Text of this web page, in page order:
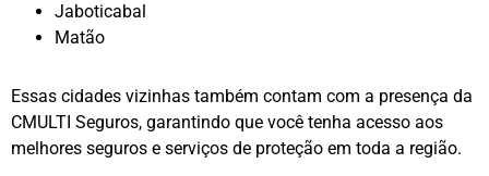
Jaboticabal
Matão
Essas cidades vizinhas também contam com a presença da
CMULTI Seguros, garantindo que você tenha acesso aos
melhores seguros e serviços de proteção em toda a região.